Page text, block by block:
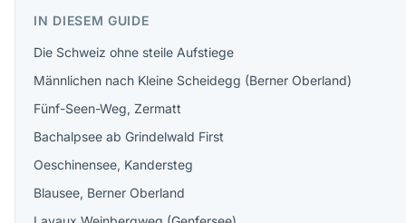
IN DIESEM GUIDE
Die Schweiz ohne steile Aufstiege
Männlichen nach Kleine Scheidegg (Berner Oberland)
Fünf-Seen-Weg, Zermatt
Bachalpsee ab Grindelwald First
Oeschinensee, Kandersteg
Blausee, Berner Oberland